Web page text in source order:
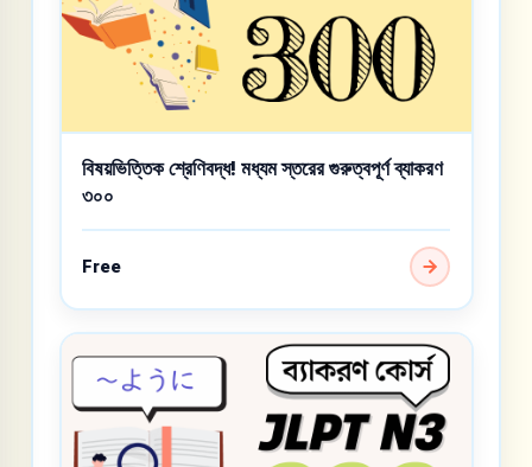
বিষয়ভিত্তিক শ্রেণিবদ্ধ! মধ্যম স্তরের গুরুত্বপূর্ণ ব্যাকরণ
৩০০
Free